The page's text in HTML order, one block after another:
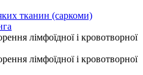
тканин (саркоми)
лімфоїдної і кровотворної
лімфоїдної і кровотворної